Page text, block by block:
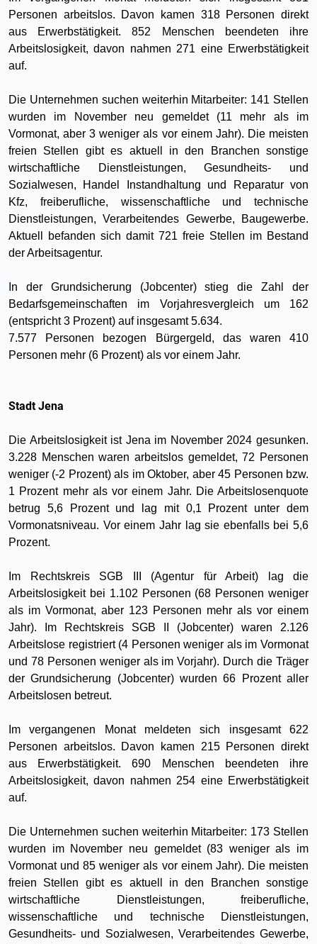
Personen arbeitslos. Davon kamen 318 Personen direkt
aus Erwerbstätigkeit. 852 Menschen beendeten ihre
Arbeitslosigkeit, davon nahmen 271 eine Erwerbstätigkeit
auf.
Die Unternehmen suchen weiterhin Mitarbeiter: 141 Stellen
wurden im November neu gemeldet (11 mehr als im
Vormonat, aber 3 weniger als vor einem Jahr). Die meisten
freien Stellen gibt es aktuell in den Branchen sonstige
wirtschaftliche Dienstleistungen, Gesundheits- und
Sozialwesen, Handel Instandhaltung und Reparatur von
Kfz, freiberufliche, wissenschaftliche und technische
Dienstleistungen, Verarbeitendes Gewerbe, Baugewerbe.
Aktuell befanden sich damit 721 freie Stellen im Bestand
der Arbeitsagentur.
n der Grundsicherung (Jobcenter) stieg die Zahl der
Bedarfsgemeinschaften im Vorjahresvergleich um 162
(entspricht 3 Prozent) auf insgesamt 5.634.
7.577 Personen bezogen Bürgergeld, das waren 410
Personen mehr (6 Prozent) als vor einem Jahr.
Stadt Jena
Die Arbeitslosigkeit ist Jena im November 2024 gesunken.
3.228 Menschen waren arbeitslos gemeldet, 72 Personen
weniger (-2 Prozent) als im Oktober, aber 45 Personen bzw.
1 Prozent mehr als vor einem Jahr. Die Arbeitslosenquote
betrug 5,6 Prozent und lag mit 0,1 Prozent unter dem
Vormonatsniveau. Vor einem Jahr lag sie ebenfalls bei 5,6
Prozent.
Im Rechtskreis SGB III (Agentur für Arbeit) lag die
Arbeitslosigkeit bei 1.102 Personen (68 Personen weniger
als im Vormonat, aber 123 Personen mehr als vor einem
Jahr). Im Rechtskreis SGB II (Jobcenter) waren 2.126
Arbeitslose registriert (4 Personen weniger als im Vormonat
und 78 Personen weniger als im Vorjahr). Durch die Träger
der Grundsicherung (Jobcenter) wurden 66 Prozent aller
Arbeitslosen betreut.
Im vergangenen Monat meldeten sich insgesamt 622
Personen arbeitslos. Davon kamen 215 Personen direkt
aus Erwerbstätigkeit. 690 Menschen beendeten ihre
Arbeitslosigkeit, davon nahmen 254 eine Erwerbstätigkeit
auf.
Die Unternehmen suchen weiterhin Mitarbeiter: 173 Stellen
wurden im November neu gemeldet (83 weniger als im
Vormonat und 85 weniger als vor einem Jahr). Die meisten
freien Stellen gibt es aktuell in den Branchen sonstige
wirtschaftliche Dienstleistungen, freiberufliche,
wissenschaftliche und technische Dienstleistungen,
Gesundheits- und Sozialwesen, Verarbeitendes Gewerbe,